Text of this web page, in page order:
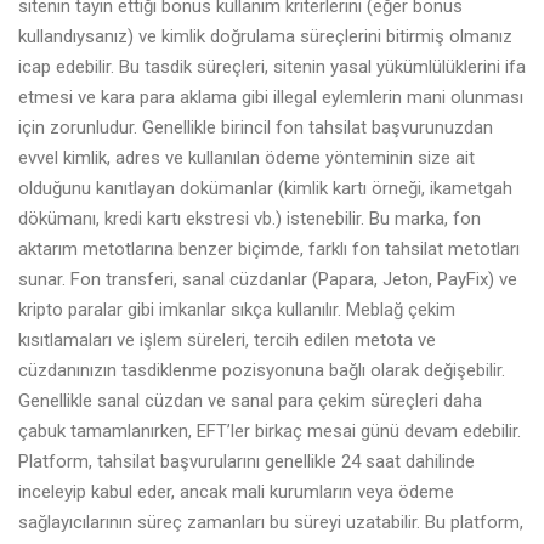
sitenin tayin ettiği bonus kullanım kriterlerini (eğer bonus
kullandıysanız) ve kimlik doğrulama süreçlerini bitirmiş olmanız
icap edebilir. Bu tasdik süreçleri, sitenin yasal yükümlülüklerini ifa
etmesi ve kara para aklama gibi illegal eylemlerin mani olunması
için zorunludur. Genellikle birincil fon tahsilat başvurunuzdan
evvel kimlik, adres ve kullanılan ödeme yönteminin size ait
olduğunu kanıtlayan dokümanlar (kimlik kartı örneği, ikametgah
dökümanı, kredi kartı ekstresi vb.) istenebilir. Bu marka, fon
aktarım metotlarına benzer biçimde, farklı fon tahsilat metotları
sunar. Fon transferi, sanal cüzdanlar (Papara, Jeton, PayFix) ve
kripto paralar gibi imkanlar sıkça kullanılır. Meblağ çekim
kısıtlamaları ve işlem süreleri, tercih edilen metota ve
cüzdanınızın tasdiklenme pozisyonuna bağlı olarak değişebilir.
Genellikle sanal cüzdan ve sanal para çekim süreçleri daha
çabuk tamamlanırken, EFT’ler birkaç mesai günü devam edebilir.
Platform, tahsilat başvurularını genellikle 24 saat dahilinde
inceleyip kabul eder, ancak mali kurumların veya ödeme
sağlayıcılarının süreç zamanları bu süreyi uzatabilir. Bu platform,